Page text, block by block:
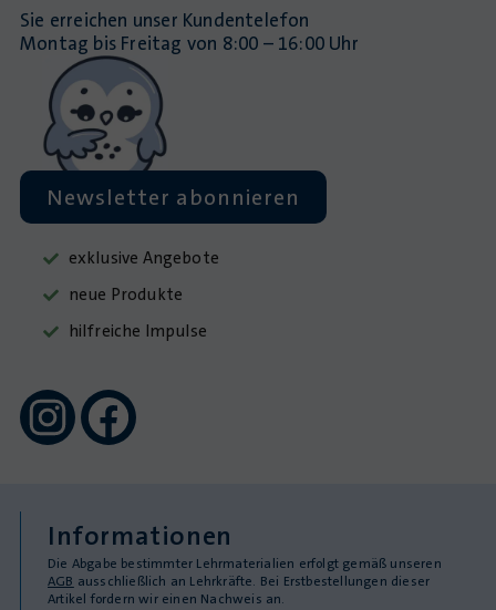
Sie erreichen unser Kundentelefon
Montag bis Freitag von 8:00 – 16:00 Uhr
Newsletter abonnieren
exklusive Angebote
neue Produkte
hilfreiche Impulse
Informationen
Die Abgabe bestimmter Lehrmaterialien erfolgt gemäß unseren
AGB ausschließlich an Lehrkräfte. Bei Erstbestellungen dieser
Artikel fordern wir einen Nachweis an.